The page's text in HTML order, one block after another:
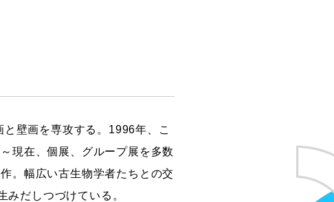
壁画を専攻する。1996年、こ
現在、個展、グループ展を多数
。幅広い古生物学者たちとの交
だしつづけている。